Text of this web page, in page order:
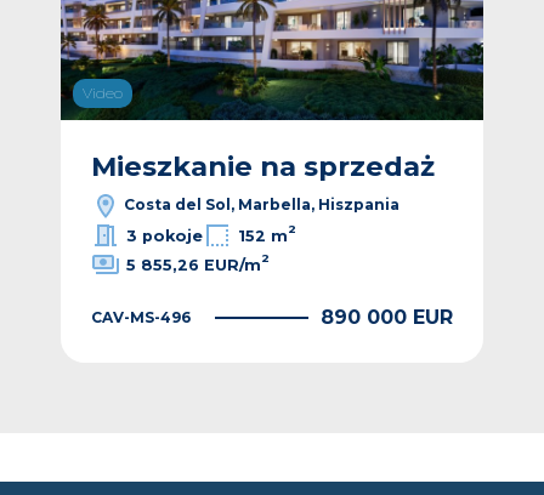
Video
Mieszkanie na sprzedaż
Costa del Sol, Marbella, Hiszpania
3 pokoje
152 m2
5 855,26 EUR/m2
CAV-MS-496 890 000 EUR